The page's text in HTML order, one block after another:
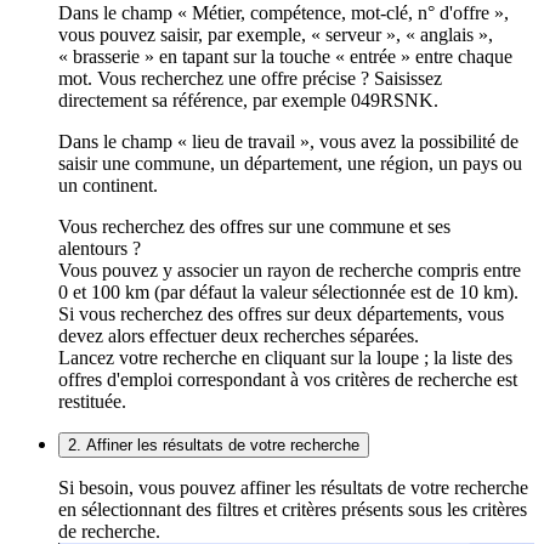
Dans le champ « Métier, compétence, mot-clé, n° d'offre »,
vous pouvez saisir, par exemple, « serveur », « anglais »,
« brasserie » en tapant sur la touche « entrée » entre chaque
mot. Vous recherchez une offre précise ? Saisissez
directement sa référence, par exemple 049RSNK.
Dans le champ « lieu de travail », vous avez la possibilité de
saisir une commune, un département, une région, un pays ou
un continent.
Vous recherchez des offres sur une commune et ses
alentours ?
Vous pouvez y associer un rayon de recherche compris entre
0 et 100 km (par défaut la valeur sélectionnée est de 10 km).
Si vous recherchez des offres sur deux départements, vous
devez alors effectuer deux recherches séparées.
Lancez votre recherche en cliquant sur la loupe ; la liste des
offres d'emploi correspondant à vos critères de recherche est
restituée.
2. Affiner les résultats de votre recherche
Si besoin, vous pouvez affiner les résultats de votre recherche
en sélectionnant des filtres et critères présents sous les critères
de recherche.